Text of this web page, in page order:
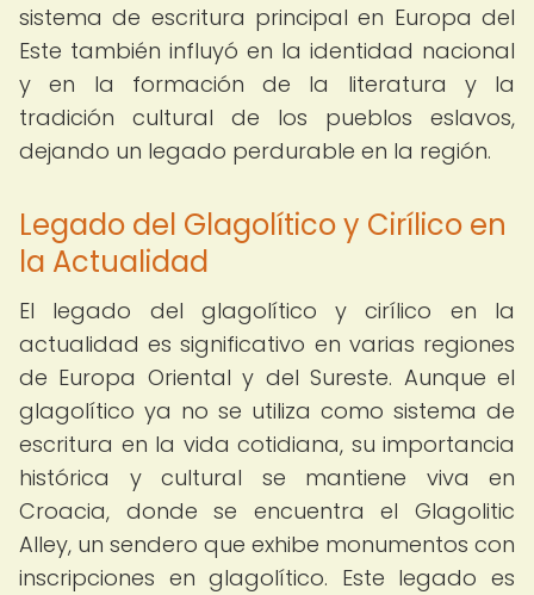
sistema de escritura principal en Europa del
Este también influyó en la identidad nacional
y en la formación de la literatura y la
tradición cultural de los pueblos eslavos,
dejando un legado perdurable en la región.
Legado del Glagolítico y Cirílico en
la Actualidad
El legado del glagolítico y cirílico en la
actualidad es significativo en varias regiones
de Europa Oriental y del Sureste. Aunque el
glagolítico ya no se utiliza como sistema de
escritura en la vida cotidiana, su importancia
histórica y cultural se mantiene viva en
Croacia, donde se encuentra el Glagolitic
Alley, un sendero que exhibe monumentos con
inscripciones en glagolítico. Este legado es